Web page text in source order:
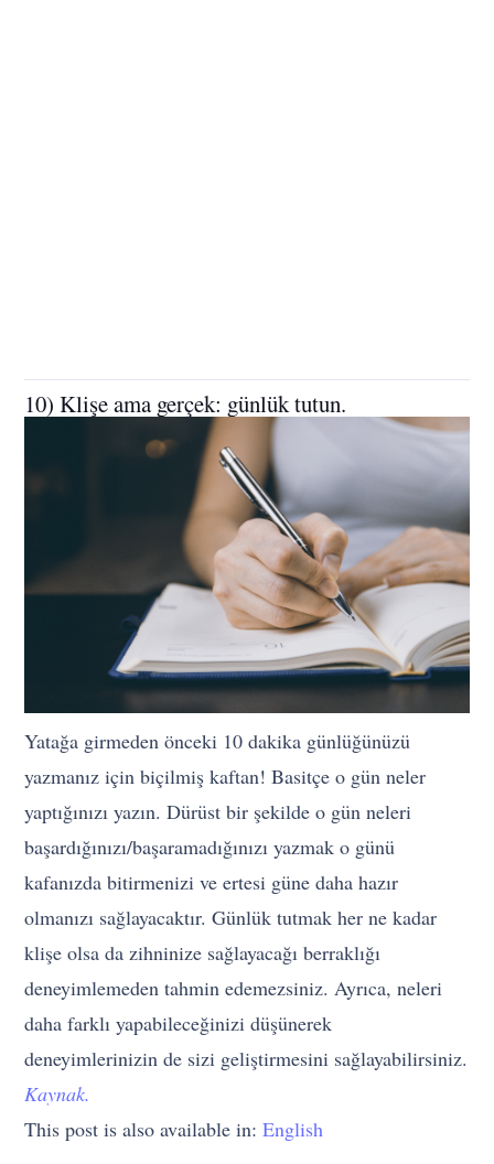
10) Klişe ama gerçek: günlük tutun.
Yatağa girmeden önceki 10 dakika günlüğünüzü
yazmanız için biçilmiş kaftan! Basitçe o gün neler
yaptığınızı yazın. Dürüst bir şekilde o gün neleri
başardığınızı/başaramadığınızı yazmak o günü
kafanızda bitirmenizi ve ertesi güne daha hazır
olmanızı sağlayacaktır. Günlük tutmak her ne kadar
klişe olsa da zihninize sağlayacağı berraklığı
deneyimlemeden tahmin edemezsiniz. Ayrıca, neleri
daha farklı yapabileceğinizi düşünerek
deneyimlerinizin de sizi geliştirmesini sağlayabilirsiniz.
Kaynak.
This post is also available in:English